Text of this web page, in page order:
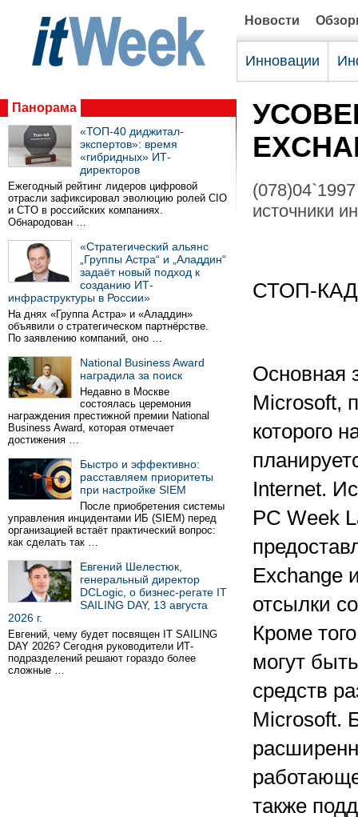
Новости
Инновации
Панорама
«ТОП-40 диджитал-
экспертов»: время
«гибридных» ИТ-
директоров
Ежегодный рейтинг лидеров цифровой
отрасли зафиксировал эволюцию ролей CIO
и CTO в российских компаниях.
Обнародован …
«Стратегический альянс
„Группы Астра“ и „Аладдин“
задаёт новый подход к
созданию ИТ-
инфраструктуры в России»
На днях «Группа Астра» и «Аладдин»
объявили о стратегическом партнёрстве.
По заявлению компаний, оно …
National Business Award
наградила за поиск
Недавно в Москве
состоялась церемония
награждения престижной премии National
Business Award, которая отмечает
достижения …
Быстро и эффективно:
расставляем приоритеты
при настройке SIEM
После приобретения системы
управления инцидентами ИБ (SIEM) перед
организацией встаёт практический вопрос:
как сделать так …
Евгений Шелестюк,
генеральный директор
DCLogic, о бизнес-регате IT
SAILING DAY, 13 августа
2026 г.
Евгений, чему будет посвящен IT SAILING
DAY 2026? Сегодня руководители ИТ-
подразделений решают гораздо более
сложные …
(078)04`1997
источники
СТОП-
Основная
Microsoft,
которого
Internet.
PC Week
Exchange
отсылки
Кроме
могут
средств
Microsoft.
также